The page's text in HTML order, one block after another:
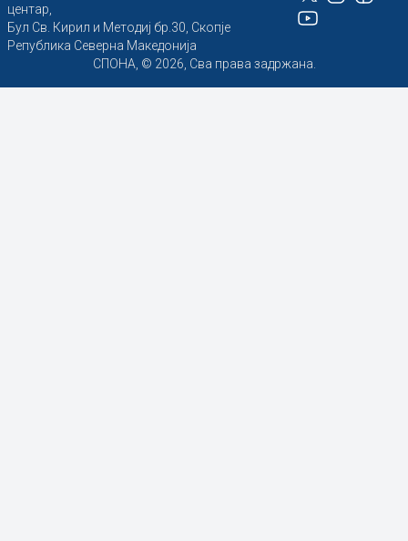
центар,
Бул Св. Кирил и Методиј бр.30, Скопје
Република Северна Македонија
СПОНА, © 2026, Сва права задржана.